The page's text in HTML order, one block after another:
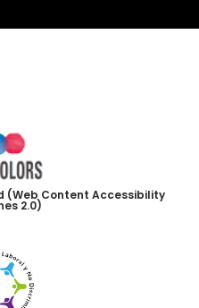
(Web Content Accessibility
2.0)